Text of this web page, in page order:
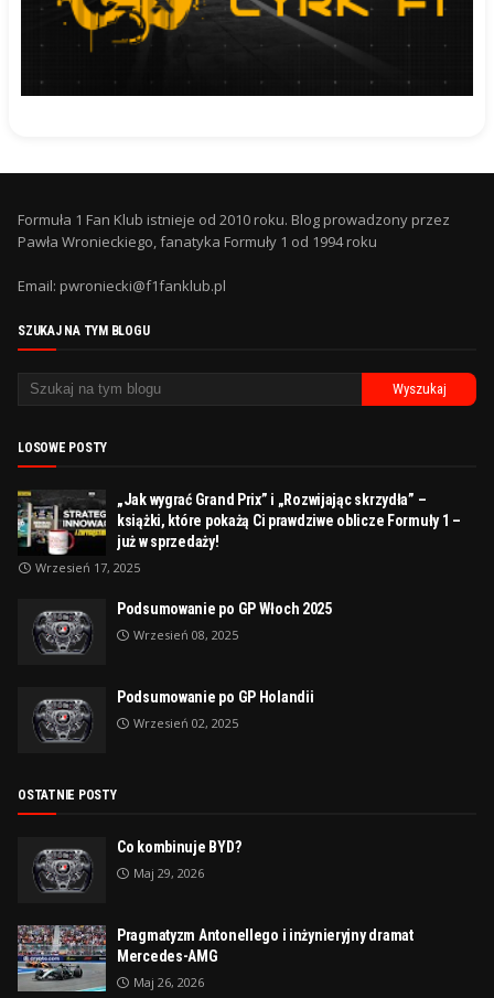
Formuła 1 Fan Klub istnieje od 2010 roku. Blog prowadzony przez
Pawła Wronieckiego, fanatyka Formuły 1 od 1994 roku
Email: pwroniecki@f1fanklub.pl
SZUKAJ NA TYM BLOGU
LOSOWE POSTY
„Jak wygrać Grand Prix” i „Rozwijając skrzydła” –
książki, które pokażą Ci prawdziwe oblicze Formuły 1 –
już w sprzedaży!
Wrzesień 17, 2025
Podsumowanie po GP Włoch 2025
Wrzesień 08, 2025
Podsumowanie po GP Holandii
Wrzesień 02, 2025
OSTATNIE POSTY
Co kombinuje BYD?
Maj 29, 2026
Pragmatyzm Antonellego i inżynieryjny dramat
Mercedes-AMG
Maj 26, 2026